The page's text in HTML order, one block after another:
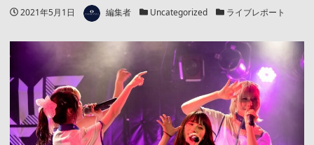
投稿日
2021年5月1日 著者 編集者 カテゴリー
Uncategorized カテゴリー
ライブレポート